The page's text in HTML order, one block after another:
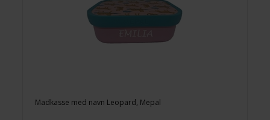
Madkasse med navn Leopard, Mepal